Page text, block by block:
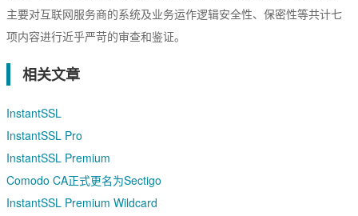
主要对互联网服务商的系统及业务运作逻辑安全性、保密性等共计七
项内容进行近乎严苛的审查和鉴证。
相关文章
InstantSSL
InstantSSL Pro
InstantSSL Premium
Comodo CA正式更名为Sectigo
InstantSSL Premium Wildcard